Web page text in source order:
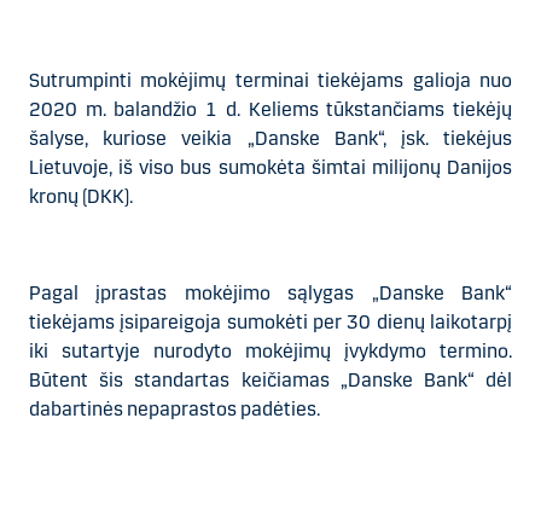
Sutrumpinti mokėjimų terminai tiekėjams galioja nuo
2020 m. balandžio 1 d. Keliems tūkstančiams tiekėjų
šalyse, kuriose veikia „Danske Bank“, įsk. tiekėjus
Lietuvoje, iš viso bus sumokėta šimtai milijonų Danijos
kronų (DKK).
Pagal įprastas mokėjimo sąlygas „Danske Bank“
tiekėjams įsipareigoja sumokėti per 30 dienų laikotarpį
iki sutartyje nurodyto mokėjimų įvykdymo termino.
Būtent šis standartas keičiamas „Danske Bank“ dėl
dabartinės nepaprastos padėties.